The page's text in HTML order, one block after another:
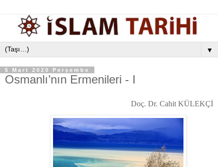
▼
5 Mart 2020 Perşembe
Osmanlı’nın Ermenileri - I
Doç. Dr. Cahit KÜLEKÇİ